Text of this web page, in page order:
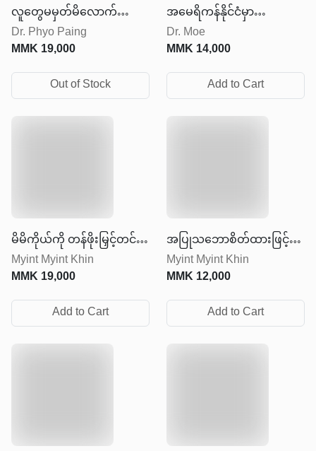
လူတွေမမှတ်မိလောက်အောင်
တိုးတက်ပြောင်းလဲလိုက်ပါ
Dr. Phyo Paing
MMK19,000
Out of Stock
အမေရိကန်နိုင်ငံမှာ
အောင်မြင်တဲ့ဘဝတစ်ခု
တည်ဆောက်မယ်ဆိုလျှင်
Dr. Moe
MMK14,000
Add to Cart
မိမိကိုယ်ကို တန်ဖိုးမြှင့်တင်
ခြင်း
Myint Myint Khin
MMK19,000
Add to Cart
အပြုသဘောစိတ်ထားဖြင့်
ရှင်သန်ခြင်း
Myint Myint Khin
MMK12,000
Add to Cart